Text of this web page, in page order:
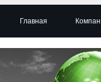
Главная